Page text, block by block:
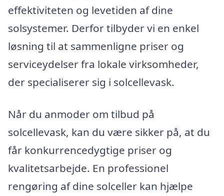
effektiviteten og levetiden af dine
solsystemer. Derfor tilbyder vi en enkel
løsning til at sammenligne priser og
serviceydelser fra lokale virksomheder,
der specialiserer sig i solcellevask.
Når du anmoder om tilbud på
solcellevask, kan du være sikker på, at du
får konkurrencedygtige priser og
kvalitetsarbejde. En professionel
rengøring af dine solceller kan hjælpe